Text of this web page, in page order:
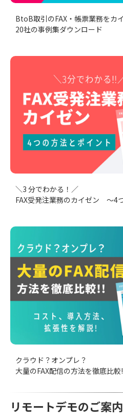
BtoB取引のFAX・帳票業務をカ
20社の事例集ダウンロード
＼3 分でわかる！／
FAX受発注業務のカイゼン ～4
クラウド？オンプレ？
大量のFAX配信の方法を徹底比較
リモートデモのご案内